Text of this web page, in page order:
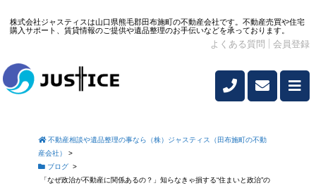
株式会社ジャスティスは山口県熊毛郡田布施町の不動産会社です。不動産売買や住宅
購入サポート、賃貸情報のご提供や遺品整理のお手伝いなどを承っております。
よくある質問 会員登録
不動産相談や遺品整理の事なら（株）ジャスティス（田布施町の不動
産会社）
>
ブログ >
「なぜ政治が不動産に関係あるの？」知らなきゃ損する“住まいと政治”の